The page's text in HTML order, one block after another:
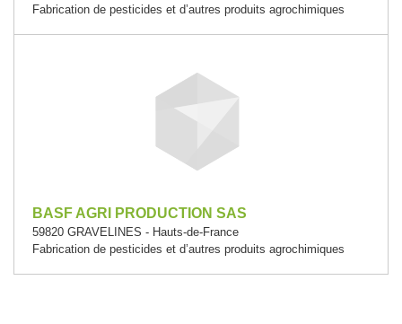
Fabrication de pesticides et d’autres produits agrochimiques
BASF AGRI PRODUCTION SAS
59820 GRAVELINES - Hauts-de-France
Fabrication de pesticides et d’autres produits agrochimiques